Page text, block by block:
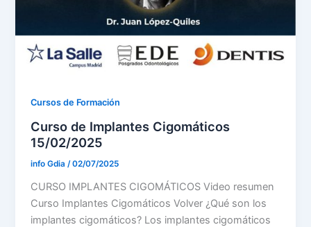
Cursos de Formación
Curso de Implantes Cigomáticos
15/02/2025
info Gdia/02/07/2025
CURSO IMPLANTES CIGOMÁTICOS Video resumen
Curso Implantes Cigomáticos Volver ¿Qué son los
implantes cigomáticos? Los implantes cigomáticos